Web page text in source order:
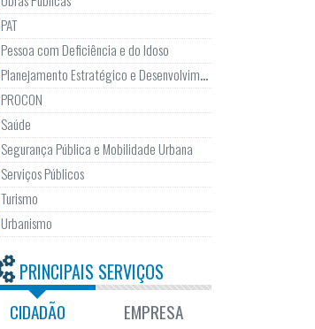
PAT
Pessoa com Deficiência e do Idoso
Planejamento Estratégico e Desenvolvimento
PROCON
Saúde
Segurança Pública e Mobilidade Urbana
Serviços Públicos
Turismo
Urbanismo
PRINCIPAIS SERVIÇOS
CIDADÃO EMPRESA